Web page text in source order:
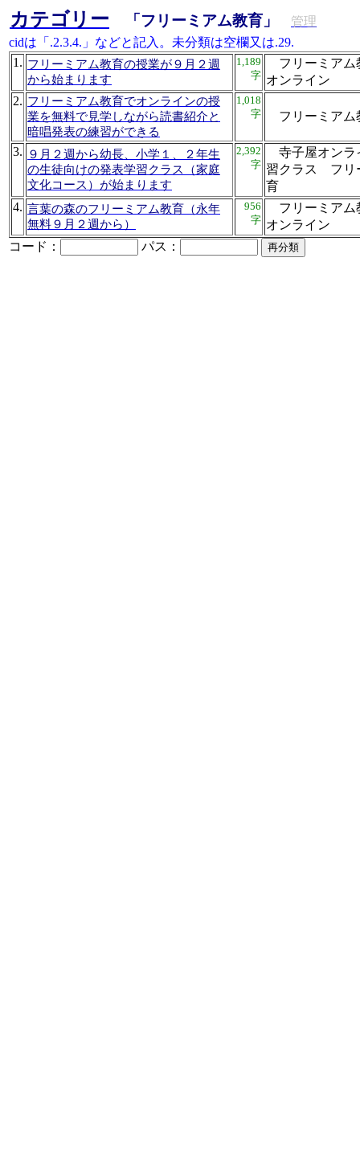
カテゴリー 「フリーミアム教育」
管理
cidは「.2.3.4.」などと記入。未分類は空欄又は.29.
1. フリーミアム教育の授業が９月２週
から始まります
1,189
字
フリーミア
オンライン
2. フリーミアム教育でオンラインの授
業を無料で見学しながら読書紹介と
暗唱発表の練習ができる
1,018
字
フリーミ
3.
９月２週から幼長、小学１、２年生
の生徒向けの発表学習クラス（家庭
文化コース）が始まります
2,392
字
寺子屋オン
習クラス フリ
育
4. 言葉の森のフリーミアム教育（永年
無料９月２週から）
956
字
フリーミア
オンライン
コード：
パス：